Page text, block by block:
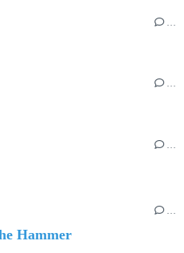
…
…
…
Hammer